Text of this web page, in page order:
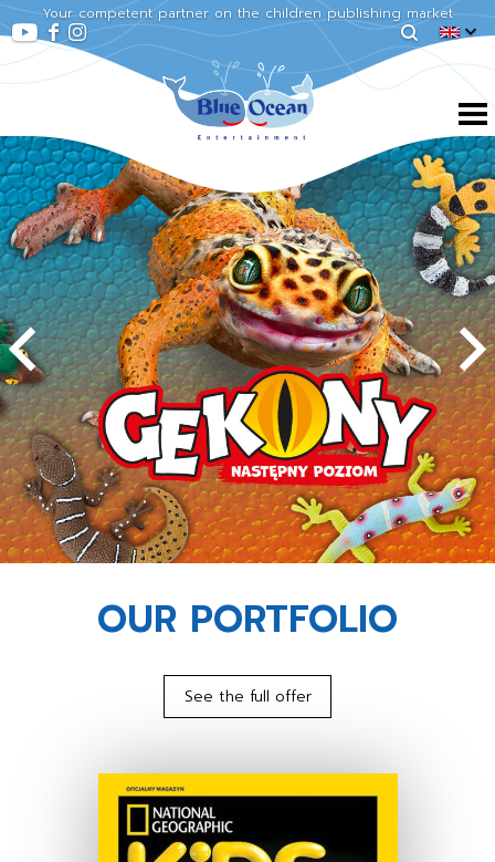
Your competent partner on the children publishing market
OUR PORTFOLIO
See the full offer